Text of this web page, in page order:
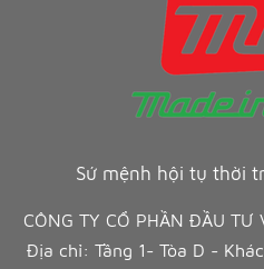
Sứ mệnh hội tụ thời
CÔNG TY CỔ PHẦN ĐẦU TƯ
Địa chỉ: Tầng 1- Tòa D -